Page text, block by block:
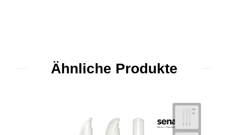
Ähnliche Produkte